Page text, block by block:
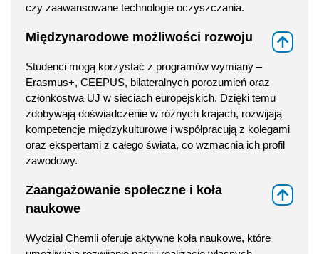
czy zaawansowane technologie oczyszczania.
Międzynarodowe możliwości rozwoju
Studenci mogą korzystać z programów wymiany –
Erasmus+, CEEPUS, bilateralnych porozumień oraz
członkostwa UJ w sieciach europejskich. Dzięki temu
zdobywają doświadczenie w różnych krajach, rozwijają
kompetencje międzykulturowe i współpracują z kolegami
oraz ekspertami z całego świata, co wzmacnia ich profil
zawodowy.
Zaangażowanie społeczne i koła
naukowe
Wydział Chemii oferuje aktywne koła naukowe, które